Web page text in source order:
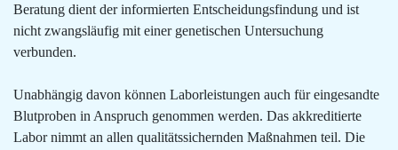
Beratung dient der informierten Entscheidungsfindung und ist
nicht zwangsläufig mit einer genetischen Untersuchung
verbunden.
Unabhängig davon können Laborleistungen auch für eingesandte
Blutproben in Anspruch genommen werden. Das akkreditierte
Labor nimmt an allen qualitätssichernden Maßnahmen teil. Die